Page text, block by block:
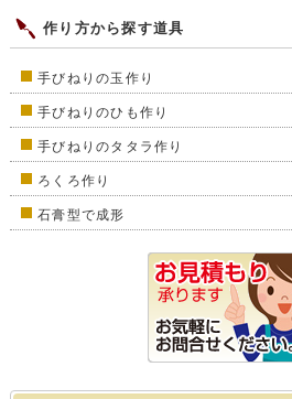
作り方から探す道具
手びねりの玉作り
手びねりのひも作り
手びねりのタタラ作り
ろくろ作り
石膏型で成形